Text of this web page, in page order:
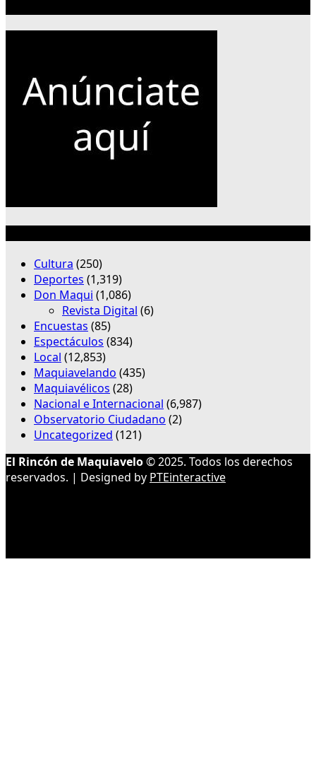
Cultura (250)
Deportes (1,319)
Don Maqui (1,086)
Revista Digital (6)
Encuestas (85)
Espectáculos (834)
Local (12,853)
Maquiavelando (435)
Maquiavélicos (28)
Nacional e Internacional (6,987)
Observatorio Ciudadano (2)
Uncategorized (121)
El Rincón de Maquiavelo© 2025. Todos los derechos
reservados. | Designed by PTEinteractive